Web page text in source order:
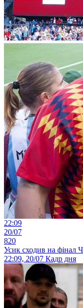
22:09
20/07
820
Усик сходив на фінал
22:09, 20/07 Кадр дня